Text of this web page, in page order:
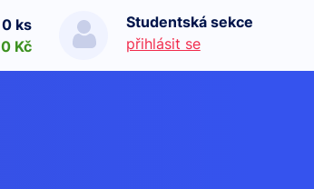
0 ks
0 Kč
Studentská sekce
přihlásit se